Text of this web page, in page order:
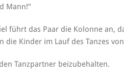
Mann!“
führt das Paar die Kolonne an,
die Kinder im Lauf des Tanzes
Tanzpartner beizubehalten.